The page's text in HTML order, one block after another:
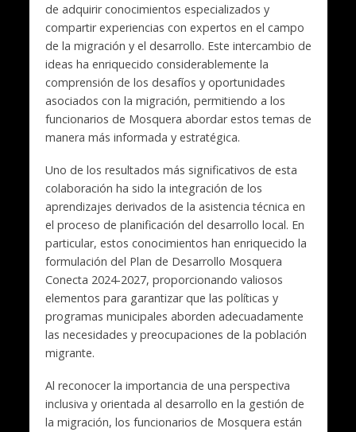
de adquirir conocimientos especializados y
compartir experiencias con expertos en el campo
de la migración y el desarrollo. Este intercambio de
ideas ha enriquecido considerablemente la
comprensión de los desafíos y oportunidades
asociados con la migración, permitiendo a los
funcionarios de Mosquera abordar estos temas de
manera más informada y estratégica.
Uno de los resultados más significativos de esta
colaboración ha sido la integración de los
aprendizajes derivados de la asistencia técnica en
el proceso de planificación del desarrollo local. En
particular, estos conocimientos han enriquecido la
formulación del Plan de Desarrollo Mosquera
Conecta 2024-2027, proporcionando valiosos
elementos para garantizar que las políticas y
programas municipales aborden adecuadamente
las necesidades y preocupaciones de la población
migrante.
Al reconocer la importancia de una perspectiva
inclusiva y orientada al desarrollo en la gestión de
la migración, los funcionarios de Mosquera están